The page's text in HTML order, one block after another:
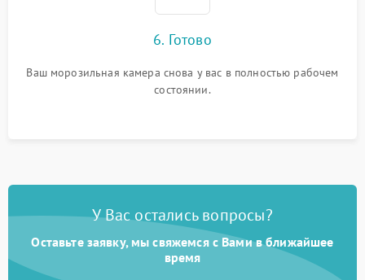
6. Готово
Ваш морозильная камера снова у вас в полностью рабочем
состоянии.
У Вас остались вопросы?
Оставьте заявку, мы свяжемся с Вами в ближайшее
время